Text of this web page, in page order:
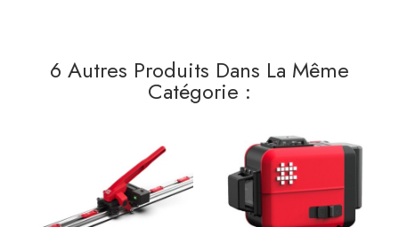
6 Autres Produits Dans La Même
Catégorie :